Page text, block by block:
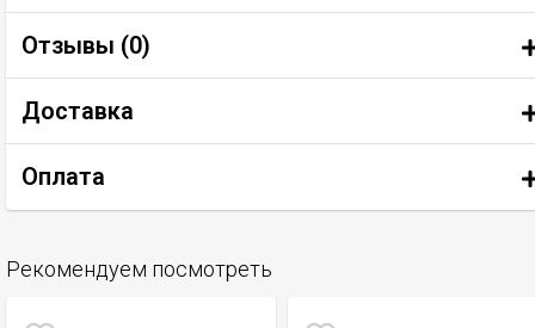
Отзывы (0)
Доставка
Оплата
Рекомендуем посмотреть